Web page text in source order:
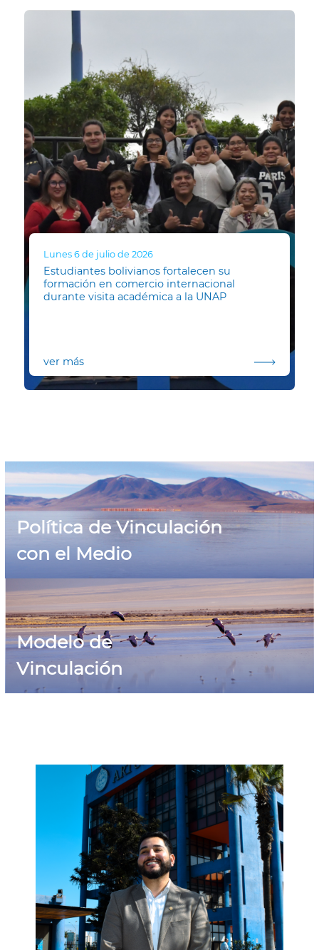
Lunes 6 de julio de 2026
Estudiantes bolivianos fortalecen su
formación en comercio internacional
durante visita académica a la UNAP
ver más
Política de Vinculación
con el Medio
Modelo de
Vinculación